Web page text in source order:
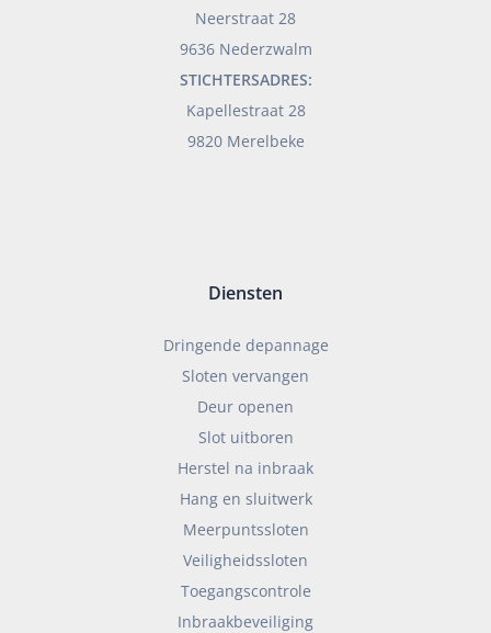
Neerstraat 28
9636 Nederzwalm
STICHTERSADRES:
Kapellestraat 28
9820 Merelbeke
Diensten
Dringende depannage
Sloten vervangen
Deur openen
Slot uitboren
Herstel na inbraak
Hang en sluitwerk
Meerpuntssloten
Veiligheidssloten
Toegangscontrole
Inbraakbeveiliging